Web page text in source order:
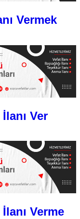
Vermek
Ver
Verme